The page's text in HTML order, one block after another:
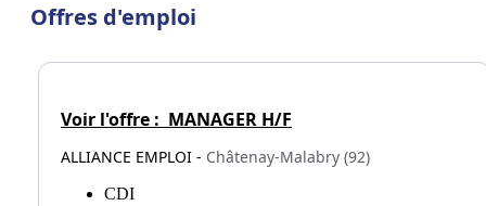
Offres d'emploi
Voir l'offre : MANAGER H/F
ALLIANCE EMPLOI - Châtenay-Malabry (92)
CDI